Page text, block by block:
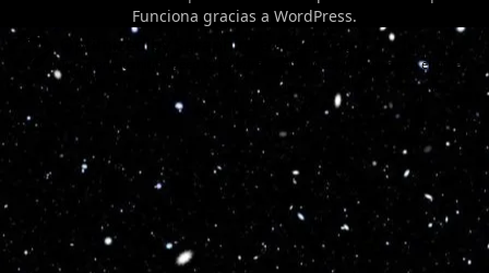
Funciona gracias a WordPress.
Optimized by Seraphinite Accelerator
Turns on site high speed to be attractive for people and search engines.